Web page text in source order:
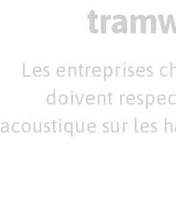
Les entreprises
doivent
acoustique sur les